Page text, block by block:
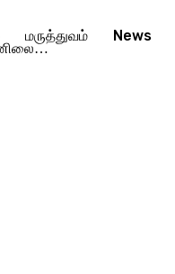
மருத்துவம் News